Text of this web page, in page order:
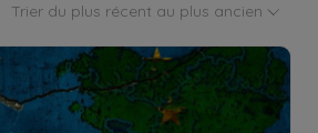
Trier du plus récent au plus ancien